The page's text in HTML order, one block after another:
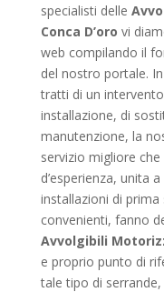
specialisti delle
Conca D’oro vi
web compilando il
del nostro portale.
tratti di un
installazione, di
manutenzione, la
servizio migliore
d’esperienza, unita
installazioni di prima
convenienti, fanno
Avvolgibili
e proprio punto di
tale tipo di